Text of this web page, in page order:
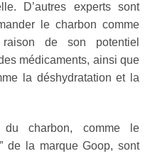
D’autres experts sont
le charbon comme
de son potentiel
médicaments, ainsi que
la déshydratation et la
du charbon, comme le
de la marque Goop, sont